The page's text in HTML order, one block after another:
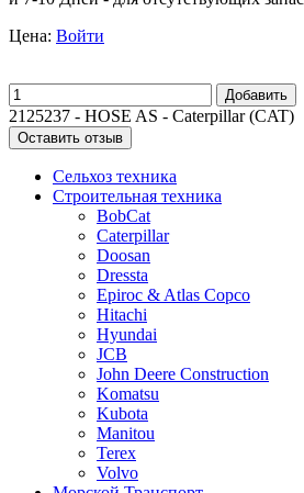
Цена: Войти
Добавить
2125237 - HOSE AS - Caterpillar (CAT)
Оставить отзыв
Сельхоз техника
Строительная техника
BobCat
Caterpillar
Doosan
Dressta
Epiroc & Atlas Copco
Hitachi
Hyundai
JCB
John Deere Construction
Komatsu
Kubota
Manitou
Terex
Volvo